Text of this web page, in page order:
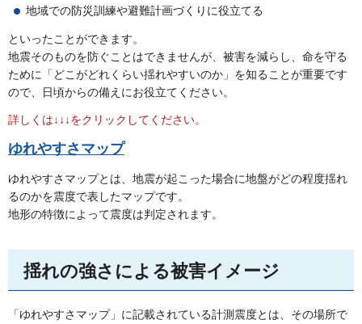
地域での防災訓練や避難計画づくりに役立てる
といったことができます。
地震そのものを防ぐことはできませんが、被害を減らし、命を守る
ために「どこがどれくらい揺れやすいのか」を知ることが重要です
ので、日頃からの備えにお役立てください。
詳しくは↓↓↓をクリックしてください。
ゆれやすさマップ
ゆれやすさマップとは、地震が起こった場合に地盤がどの程度揺れ
るのかを震度で表したマップです。
地形の特徴によって震度は判定されます。
揺れの強さによる被害イメージ
「ゆれやすさマップ」に記載されている計測震度とは、その場所で